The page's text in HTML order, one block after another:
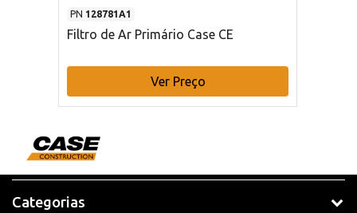
PN 128781A1
Filtro de Ar Primário Case CE
Ver Preço
Categorias